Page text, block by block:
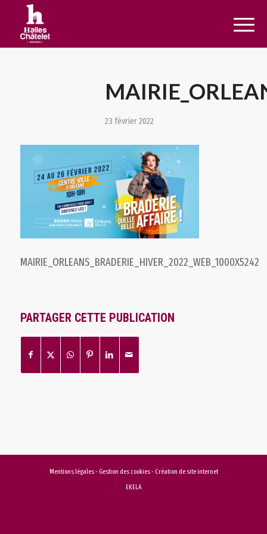
23 février 2022
MAIRIE_ORLEANS_BRADERIE_HIVER_2022_WEB_1000X5242
PARTAGER CETTE PUBLICATION
Mentions légales- Gestion des cookies- Création de site internet
EKELA